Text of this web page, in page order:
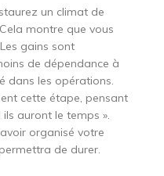
un climat de
montre que vous
gains sont
de dépendance à
dans les opérations.
cette étape, pensant
ils auront le temps ».
organisé votre
de durer.